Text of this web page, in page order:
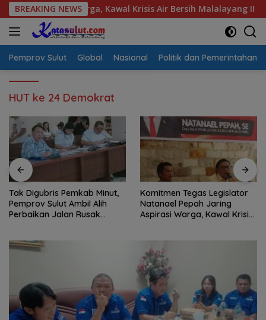
Langsung
ke
konten
BREAKING NEWS
Warga, Kawal Krisis Air Bersih Malalayang II Hingga
Pemprov Sulut Global Nasional Politik dan Pemerintahan
HUT ke 24 Demokrat
Tak Digubris Pemkab Minut,
Pemprov Sulut Ambil Alih
Perbaikan Jalan Rusak
Komitmen Tegas Legislator
Natanael Pepah Jaring
Aspirasi Warga, Kawal Krisis
Infrastruktur